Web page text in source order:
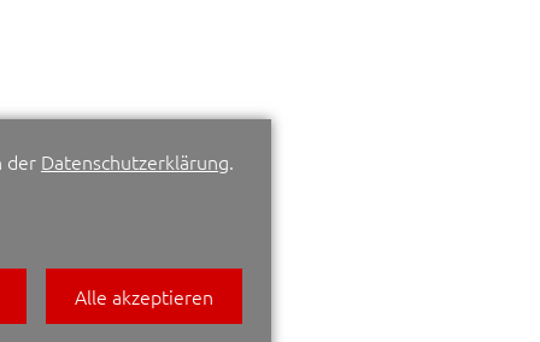
der Datenschutzerklärung.
Alle akzeptieren